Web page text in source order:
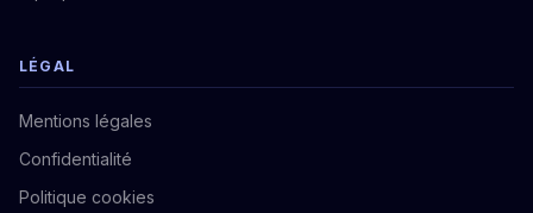
LÉGAL
Mentions légales
Confidentialité
Politique cookies